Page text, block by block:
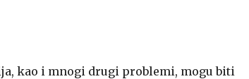
kao i mnogi drugi problemi, mogu biti